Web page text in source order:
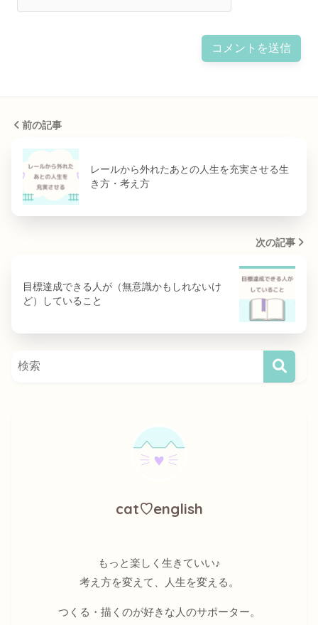
前の記事
レールから外れたあとの人生を充実させる生
き方・考え方
次の記事
目標達成できる人が（無意識かもしれないけ
ど）していること
cat♡english
もっと楽しく生きていい♪
考え方を変えて、人生を変える。
つくる・描くのが好きな人のサポーター。